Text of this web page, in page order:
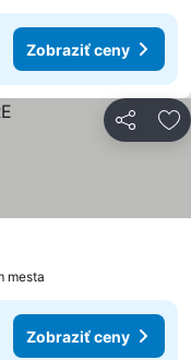
Zobraziť ceny
Zdieľať
mesta
Zobraziť ceny